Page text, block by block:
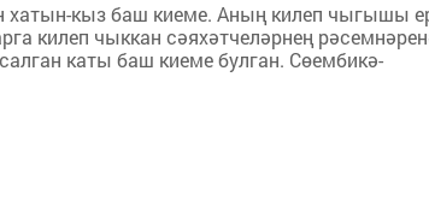
хатын-кыз баш киеме. Аның килеп чыгышы
килеп чыккан сәяхәтчеләрнең
каты баш киеме булган. Сөембикә-